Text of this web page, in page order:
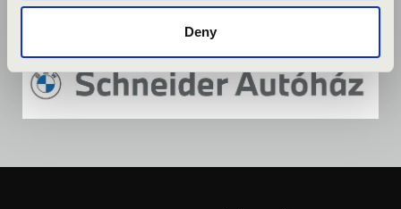
Deny